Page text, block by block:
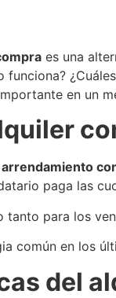
es una
funciona?
en un
arrendamiento
paga las
tanto para los
común en los
del